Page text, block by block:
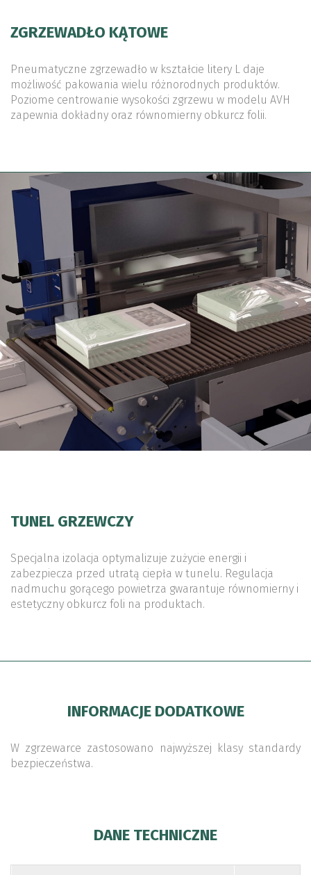
ZGRZEWADŁO KĄTOWE
Pneumatyczne zgrzewadło w kształcie litery L daje
możliwość pakowania wielu różnorodnych produktów.
Poziome centrowanie wysokości zgrzewu w modelu AVH
zapewnia dokładny oraz równomierny obkurcz folii.
TUNEL GRZEWCZY
Specjalna izolacja optymalizuje zużycie energii i
zabezpiecza przed utratą ciepła w tunelu. Regulacja
nadmuchu gorącego powietrza gwarantuje równomierny i
estetyczny obkurcz foli na produktach.
INFORMACJE DODATKOWE
W zgrzewarce zastosowano najwyższej klasy standardy
bezpieczeństwa.
DANE TECHNICZNE